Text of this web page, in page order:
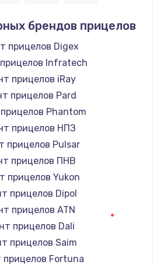
брендов прицелов
прицелов Digex
Infratech
прицелов iRay
прицелов Pard
Phantom
прицелов НПЗ
прицелов Pulsar
прицелов ПНВ
прицелов Yukon
прицелов Dipol
прицелов ATN
прицелов Dali
прицелов Saim
прицелов Fortuna